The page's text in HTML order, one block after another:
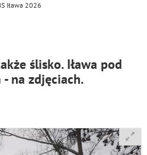
ślisko. Iława pod
na zdjęciach.